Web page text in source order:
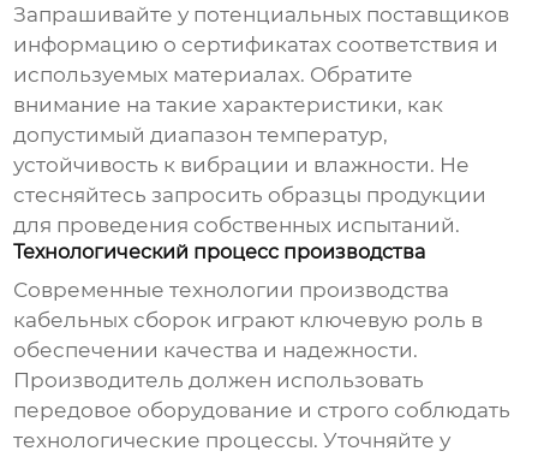
Запрашивайте у потенциальных поставщиков
информацию о сертификатах соответствия и
используемых материалах. Обратите
внимание на такие характеристики, как
допустимый диапазон температур,
устойчивость к вибрации и влажности. Не
стесняйтесь запросить образцы продукции
для проведения собственных испытаний.
Технологический процесс производства
Современные технологии производства
кабельных сборок играют ключевую роль в
обеспечении качества и надежности.
Производитель должен использовать
передовое оборудование и строго соблюдать
технологические процессы. Уточняйте у